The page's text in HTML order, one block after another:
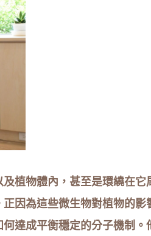
植物體內，甚至是環繞在它
因為這些微生物對植物的影
達成平衡穩定的分子機制。